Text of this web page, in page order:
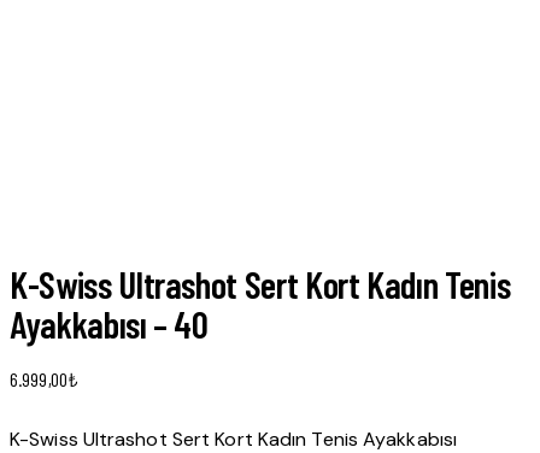
K-Swiss Ultrashot Sert Kort Kadın Tenis
Ayakkabısı – 40
6.999,00₺
K-Swiss Ultrashot Sert Kort Kadın Tenis Ayakkabısı